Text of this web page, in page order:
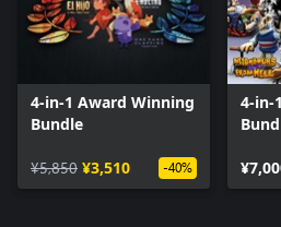
4-in-1 Award Winning
Bundle
¥5,850 ¥3,510 -40%
4-in-